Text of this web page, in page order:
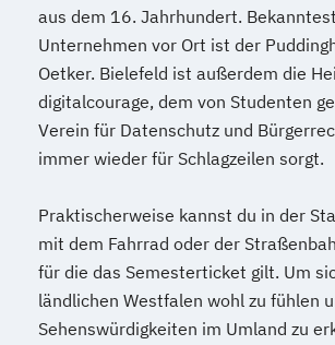
aus dem 16. Jahrhundert.
Unternehmen vor Ort ist der
Oetker. Bielefeld ist außerdem die
digitalcourage, dem von Studenten
Verein für Datenschutz und
immer wieder für Schlagzeilen sorgt.
Praktischerweise kannst du in der
mit dem Fahrrad oder der
für die das Semesterticket gilt. Um
ländlichen Westfalen wohl zu fühlen
Sehenswürdigkeiten im Umland zu